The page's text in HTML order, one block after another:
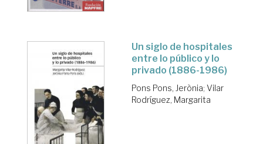
Un siglo de hospitales
entre lo público y lo
privado (1886-1986)
Pons Pons, Jerònia; Vilar
Rodríguez, Margarita